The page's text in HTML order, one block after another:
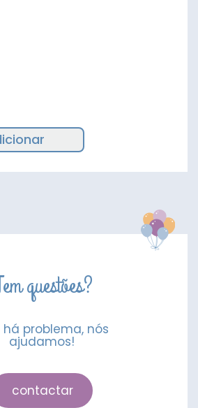
questões?
há problema, nós
ajudamos!
contactar